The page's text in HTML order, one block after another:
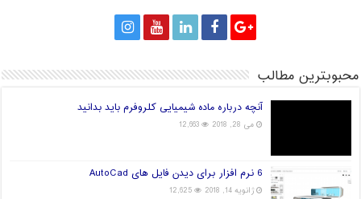
محبوبترین مطالب
آنچه درباره ماده شیمیایی کلروفرم باید بدانید
می 28, 2018 12,663
6 نرم افزار برای دیدن فایل های AutoCad
ژانویه 14, 2018 12,625